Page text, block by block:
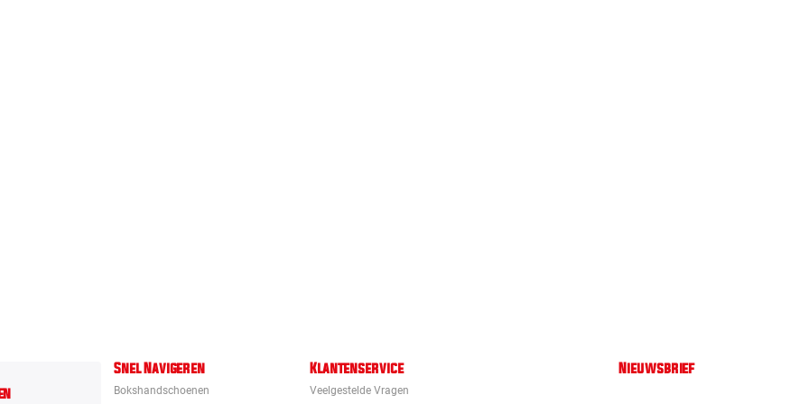
Snel Navigeren
Bokshandschoenen
Klantenservice
Veelgestelde Vragen
Nieuwsbrief